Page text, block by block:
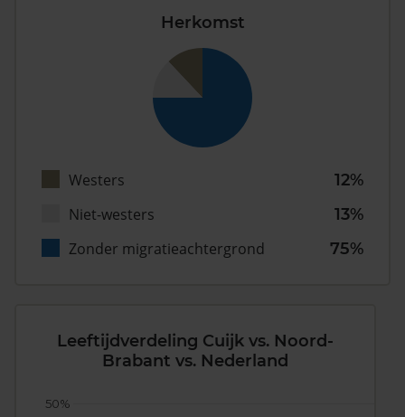
Herkomst
Westers
12%
Niet-westers
13%
Zonder migratieachtergrond
75%
Leeftijdverdeling Cuijk vs. Noord-
Brabant vs. Nederland
50%